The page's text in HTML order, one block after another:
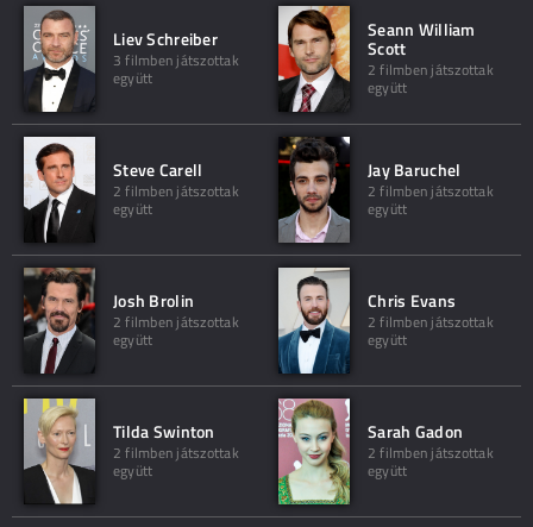
Liev Schreiber
3 filmben játszottak
együtt
Seann William
Scott
2 filmben játszottak
együtt
Steve Carell
2 filmben játszottak
együtt
Jay Baruchel
2 filmben játszottak
együtt
Josh Brolin
2 filmben játszottak
együtt
Chris Evans
2 filmben játszottak
együtt
Tilda Swinton
2 filmben játszottak
együtt
Sarah Gadon
2 filmben játszottak
együtt